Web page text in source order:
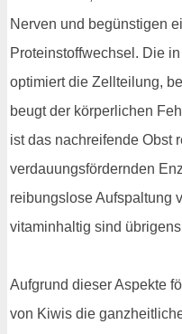
Nerven und begünstigen
Proteinstoffwechsel. Die
optimiert die Zellteilung,
beugt der körperlichen
ist das nachreifende Obst
verdauungsfördernden
reibungslose Aufspaltung
vitaminhaltig sind
Aufgrund dieser Aspekte
von Kiwis die